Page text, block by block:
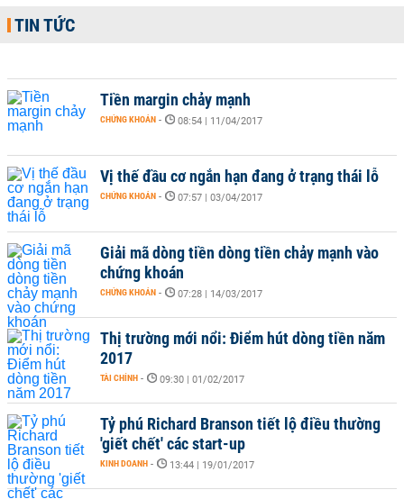
TIN TỨC
Tiền margin chảy mạnh
CHỨNG KHOÁN - 08:54 | 11/04/2017
Vị thế đầu cơ ngắn hạn đang ở trạng thái lỗ
CHỨNG KHOÁN - 07:57 | 03/04/2017
Giải mã dòng tiền dòng tiền chảy mạnh vào
chứng khoán
CHỨNG KHOÁN - 07:28 | 14/03/2017
Thị trường mới nổi: Điểm hút dòng tiền năm
2017
TÀI CHÍNH - 09:30 | 01/02/2017
Tỷ phú Richard Branson tiết lộ điều thường
'giết chết' các start-up
KINH DOANH - 13:44 | 19/01/2017